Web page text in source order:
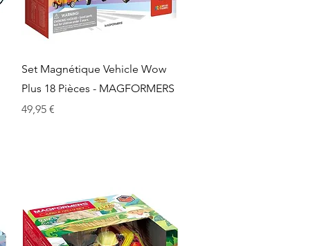
Aperçu rapide
Set Magnétique Vehicle Wow
Plus 18 Pièces - MAGFORMERS
Prix
49,95 €